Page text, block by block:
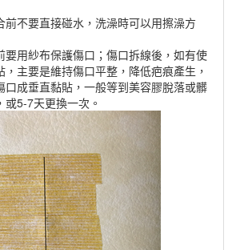
前不要直接碰水，洗澡時可以用擦澡方
要用紗布保護傷口；傷口拆線後，如有使
，主要是維持傷口平整，降低疤痕產生，
口成垂直黏貼，一般等到美容膠脫落或髒
或5-7天更換一次。